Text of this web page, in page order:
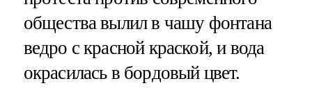
общества вылил в чашу фонтана
ведро с красной краской, и вода
окрасилась в бордовый цвет.